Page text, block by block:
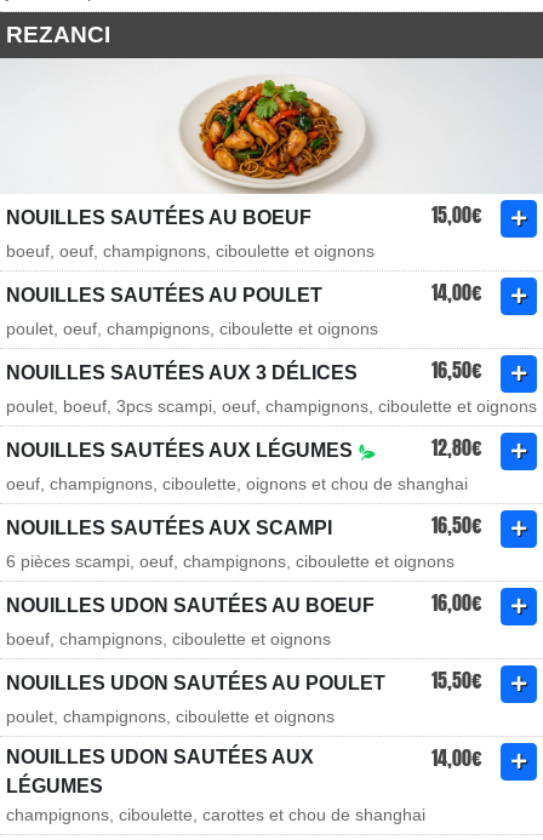
REZANCI
NOUILLES SAUTÉES AU BOEUF 15,00€
boeuf, oeuf, champignons, ciboulette et oignons
NOUILLES SAUTÉES AU POULET 14,00€
poulet, oeuf, champignons, ciboulette et oignons
NOUILLES SAUTÉES AUX 3 DÉLICES 16,50€
poulet, boeuf, 3pcs scampi, oeuf, champignons, ciboulette et oignons
NOUILLES SAUTÉES AUX LÉGUMES 12,80€
oeuf, champignons, ciboulette, oignons et chou de shanghai
NOUILLES SAUTÉES AUX SCAMPI 16,50€
6 pièces scampi, oeuf, champignons, ciboulette et oignons
NOUILLES UDON SAUTÉES AU BOEUF 16,00€
boeuf, champignons, ciboulette et oignons
NOUILLES UDON SAUTÉES AU POULET 15,50€
poulet, champignons, ciboulette et oignons
NOUILLES UDON SAUTÉES AUX
LÉGUMES
14,00€
champignons, ciboulette, carottes et chou de shanghai